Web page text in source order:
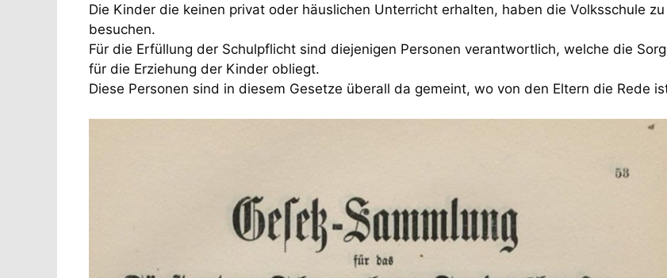
Die Kinder die keinen privat oder häuslichen Unterricht erhalten, haben die Volksschule zu
besuchen.
Für die Erfüllung der Schulpflicht sind diejenigen Personen verantwortlich, welche die
für die Erziehung der Kinder obliegt.
Diese Personen sind in diesem Gesetze überall da gemeint, wo von den Eltern die Rede